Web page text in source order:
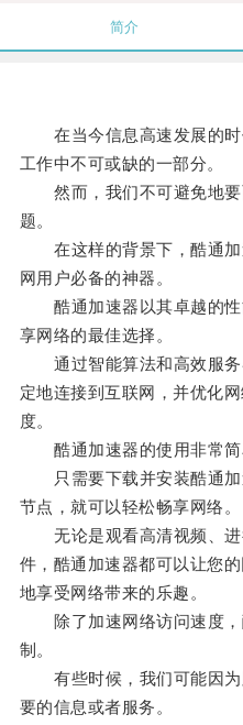
简介
在当今信息高速发展的时
工作中不可或缺的一部分。
然而，我们不可避免地要
题。
在这样的背景下，酷通加
网用户必备的神器。
酷通加速器以其卓越的性
享网络的最佳选择。
通过智能算法和高效服务
定地连接到互联网，并优化
度。
酷通加速器的使用非常简
只需要下载并安装酷通加
节点，就可以轻松畅享网络。
无论是观看高清视频、进
件，酷通加速器都可以让您
地享受网络带来的乐趣。
除了加速网络访问速度，
制。
有些时候，我们可能因为
要的信息或者服务。